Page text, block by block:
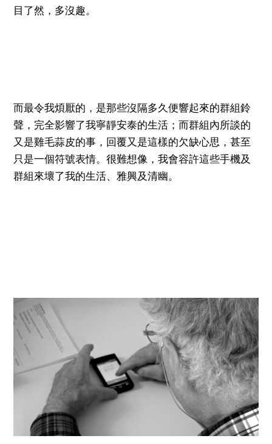
目了然，多沒趣。
而最令我煩厭的，是那些沒隔多久便響起來的群組鈴
聲，完全影響了我寧靜安泰的生活；而群組內所談的
又是雞毛蒜皮的事，回覆又是這樣的欠缺心思，甚至
只是一個符號表情。很難想像，我會容許這些手機及
群組來壞了我的生活、雅興及清幽。